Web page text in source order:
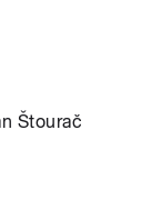
Štourač